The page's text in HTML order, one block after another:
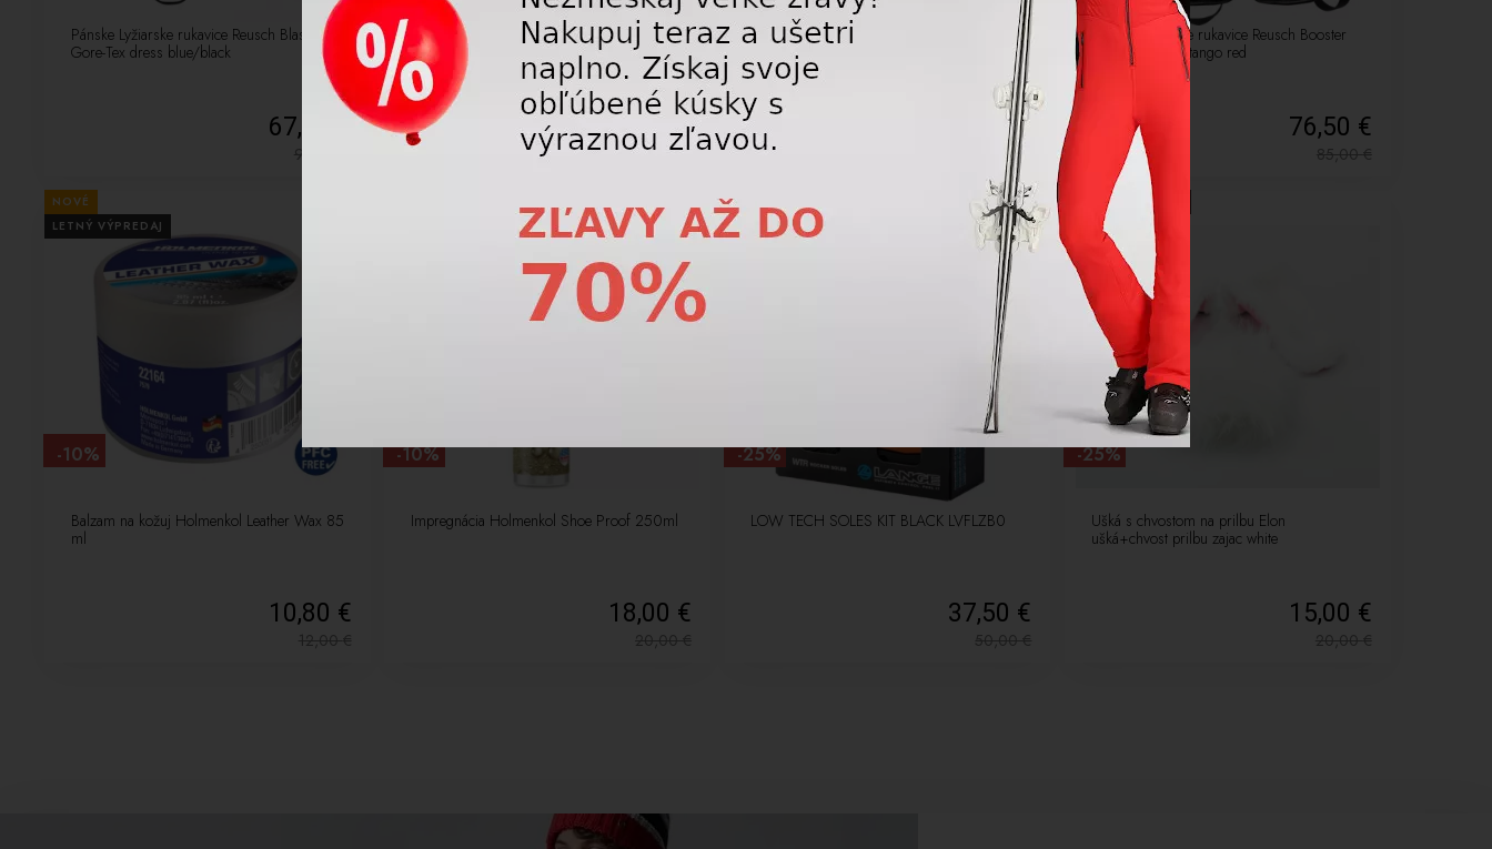
Pánske Lyžiarske rukavice Reusch Blaster
Gore-Tex dress blue/black
67,50 €
90,00
Klobúčik na Leki palice Cobra 50mm
856003102 white-black 22546
6,30 €
7,00€
Jednorázové ohrievače nôh Therm-ic Toe
Warmers
2,25 €
3,00
Pánske Lyžiarske rukavice Reusch Booster
Gore-Tex black/tango red
76,50 €
85,00€
NOVÉ
LETNÝ VÝPREDAJ
Balzam na kožuj Holmenkol Leather Wax 85
ml
10,80 €
12,00€
-10%
Impregnácia Holmenkol Shoe Proof 250ml
18,00 €
20,00€
-10%
LETNÝ VÝPREDAJ
LOW TECH SOLES KIT BLACK LVFLZB0
37,50 €
50,00€
-25%
LETNÝ VÝPREDAJ
Ušká s chvostom na prilbu Elon
ušká+chvost prilbu zajac white
15,00 €
20,00€
-25%